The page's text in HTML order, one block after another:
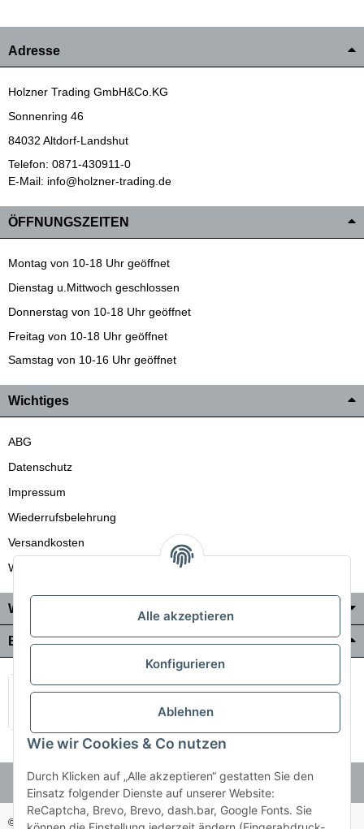
Adresse
Holzner Trading GmbH&Co.KG
Sonnenring 46
84032 Altdorf-Landshut
Telefon: 0871-430911-0
E-Mail: info@holzner-trading.de
ÖFFNUNGSZEITEN
Montag von 10-18 Uhr geöffnet
Dienstag u.Mittwoch geschlossen
Donnerstag von 10-18 Uhr geöffnet
Freitag von 10-18 Uhr geöffnet
Samstag von 10-16 Uhr geöffnet
Wichtiges
ABG
Datenschutz
Impressum
Wiederrufsbelehrung
Versandkosten
Wir liefern auch in die Schweiz
Wo Sie uns finden
Bezahlung & Versand
© Holzner-Trading GmbH&Co KG Besucherzähler: 3513514
Alle akzeptieren
Konfigurieren
Ablehnen
Wie wir Cookies & Co nutzen
Durch Klicken auf „Alle akzeptieren“ gestatten Sie den
Einsatz folgender Dienste auf unserer Website:
ReCaptcha, Brevo, Brevo, dash.bar, Google Fonts. Sie